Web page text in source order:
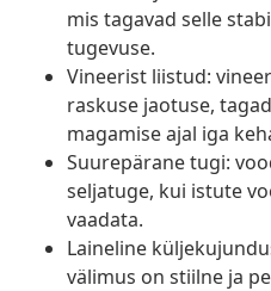
mis tagavad selle
tugevuse.
Vineerist liistud:
raskuse jaotuse,
magamise ajal iga
Suurepärane tugi:
seljatuge, kui istute
vaadata.
Laineline
välimus on stiilne ja